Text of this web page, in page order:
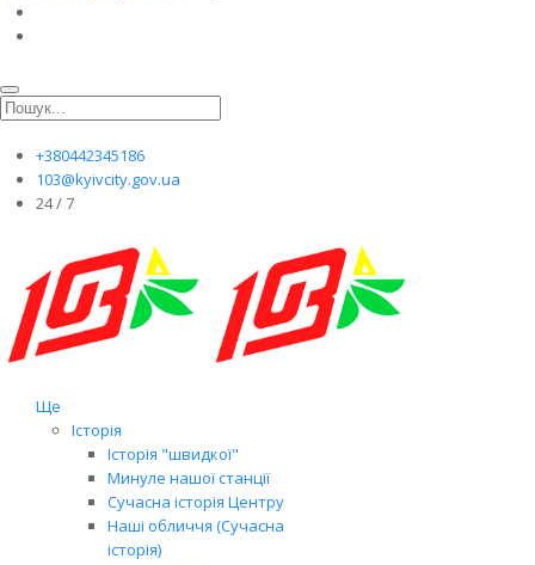
+380442345186
103@kyivcity.gov.ua
24 / 7
Ще
Історія
Історія "швидкої"
Минуле нашої станції
Сучасна історія Центру
Наші обличчя (Сучасна
історія)